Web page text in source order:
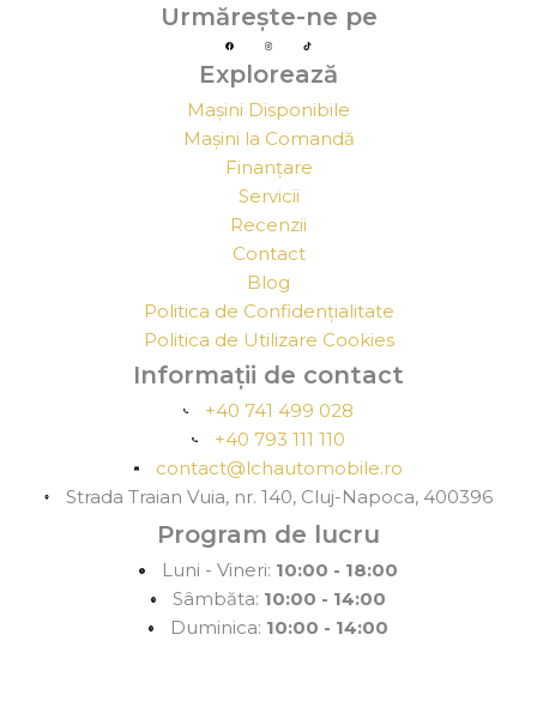
Urmărește-ne pe
a
c
b
o
k
n
s
g
r
i
k
o
k
Explorează
Mașini Disponibile
Mașini la Comandă
Finanțare
Servicii
Recenzii
Contact
Blog
Politica de Confidențialitate
Politica de Utilizare Cookies
Informații de contact
+40 741 499 028
+40 793 111 110
contact@lchautomobile.ro
Strada Traian Vuia, nr. 140, Cluj-Napoca, 400396
Program de lucru
Luni - Vineri: 10:00 - 18:00
Sâmbăta: 10:00 - 14:00
Duminica: 10:00 - 14:00